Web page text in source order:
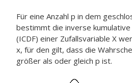
Für eine Anzahl p in dem
bestimmt die inverse
(ICDF) einer Zufallsvariable X
x, für den gilt, dass die
größer als oder gleich p ist.